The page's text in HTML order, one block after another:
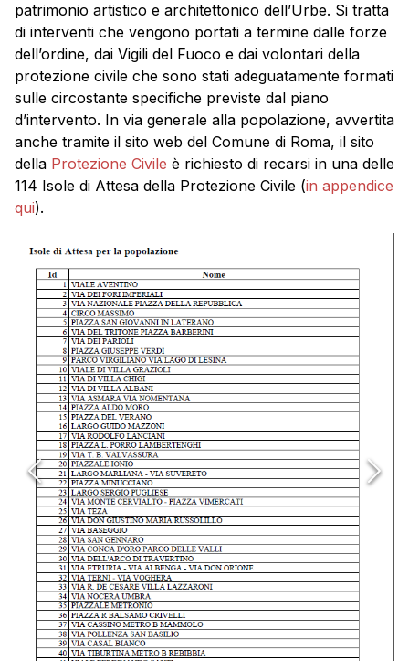
patrimonio artistico e architettonico dell’Urbe. Si tratta
di interventi che vengono portati a termine dalle forze
dell’ordine, dai Vigili del Fuoco e dai volontari della
protezione civile che sono stati adeguatamente formati
sulle circostante specifiche previste dal piano
d’intervento. In via generale alla popolazione, avvertita
anche tramite il sito web del Comune di Roma, il sito
della Protezione Civile è richiesto di recarsi in una delle
114 Isole di Attesa della Protezione Civile (in appendice
qui).